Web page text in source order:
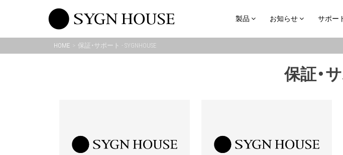
製品 お知らせ サポー
HOME 保証・サポート - SYGNHOUSE
保証・